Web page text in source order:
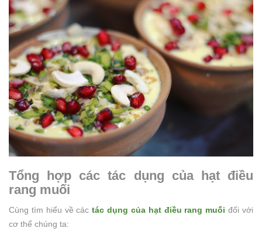
Tổng hợp các tác dụng của hạt điều
rang muối
Cùng tìm hiểu về cáctác dụng của hạt điều rang muối đối với
cơ thể chúng ta: